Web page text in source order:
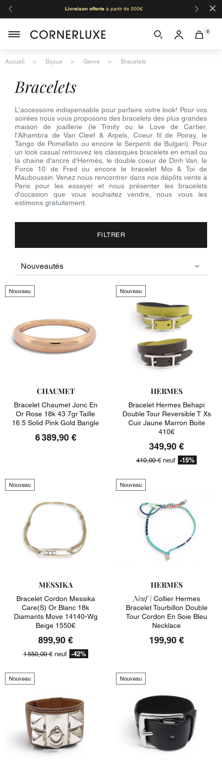
Livraison offerteà partir de 500€ ×
0
Accueil Bijoux Genre Bracelets
bracelets
L'accessoire indispensable pour parfaire votre look! Pour vos
soirées nous vous proposons des bracelets des plus grandes
maison de joaillerie (le Trinity ou le Love de Cartier,
l'Alhambra de Van Cleef & Arpels, Coeur fil de Poiray, le
Tango de Pomellato ou encore le Serpenti de Bulgari). Pour
un look casual retrouvez les classiques bracelets en email ou
la chaine d'ancre d'Hermès, le double coeur de Dinh Van, le
Force 10 de Fred ou encore le bracelet Moi & Toi de
Mauboussin. Venez nous rencontrer dans nos dépôts vente à
Paris pour les essayer et nous présenter les bracelets
d'occasion que vous souhaitez vendre, nous vous les
estimons gratuitement.
FILTRER
Nouveau
CHAUMET
Bracelet Chaumet Jonc En
Or Rose 18k 43.7gr Taille
16.5 Solid Pink Gold Bangle
6 389,90 €
Nouveau
HERMES
Bracelet Hermes Behapi
Double Tour Reversible T Xs
Cuir Jaune Marron Boite
410€
349,90 €
410,00 € neuf -15%
Nouveau
MESSIKA
Bracelet Cordon Messika
Care(s) Or Blanc 18k
Diamants Move 14140-Wg
Beige 1550€
899,90 €
1 550,00 €neuf -42%
Nouveau
HERMES
Neuf | Collier Hermes
Bracelet Tourbillon Double
Tour Cordon En Soie Bleu
Necklace
199,90 €
Nouveau Nouveau